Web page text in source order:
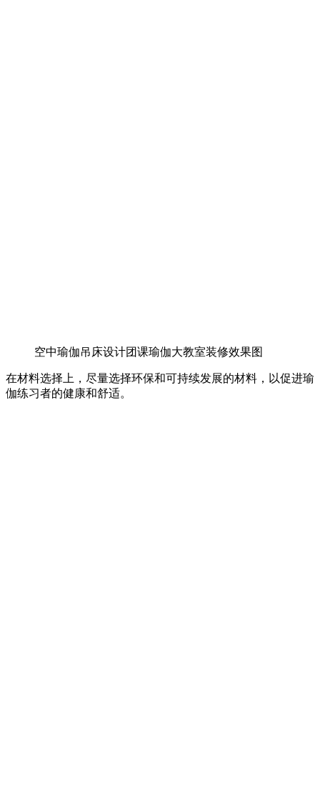
空中瑜伽吊床设计团课瑜伽大教室装修效果图
在材料选择上，尽量选择环保和可持续发展的材料，以促进瑜
伽练习者的健康和舒适。